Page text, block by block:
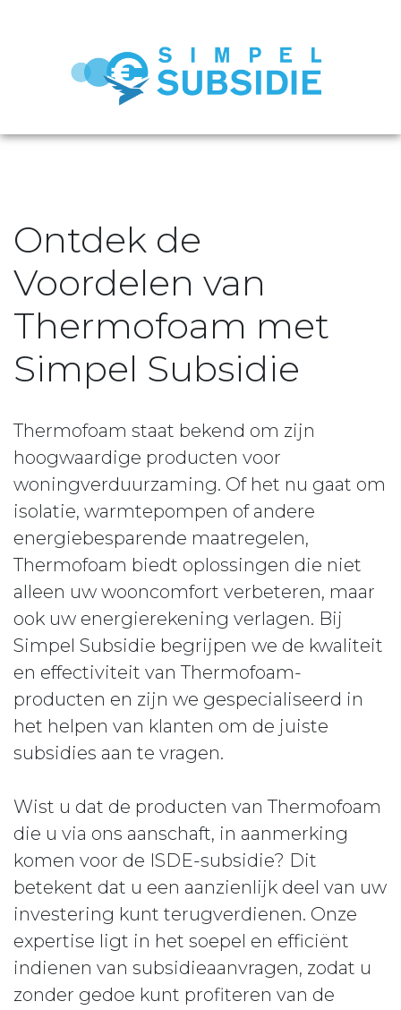
Ontdek de
Voordelen van
Thermofoam met
Simpel Subsidie
Thermofoam staat bekend om zijn
hoogwaardige producten voor
woningverduurzaming. Of het nu gaat om
isolatie, warmtepompen of andere
energiebesparende maatregelen,
Thermofoam biedt oplossingen die niet
alleen uw wooncomfort verbeteren, maar
ook uw energierekening verlagen. Bij
Simpel Subsidie begrijpen we de kwaliteit
en effectiviteit van Thermofoam-
producten en zijn we gespecialiseerd in
het helpen van klanten om de juiste
subsidies aan te vragen.
Wist u dat de producten van Thermofoam
die u via ons aanschaft, in aanmerking
komen voor de ISDE-subsidie? Dit
betekent dat u een aanzienlijk deel van uw
investering kunt terugverdienen. Onze
expertise ligt in het soepel en efficiënt
indienen van subsidieaanvragen, zodat u
zonder gedoe kunt profiteren van de